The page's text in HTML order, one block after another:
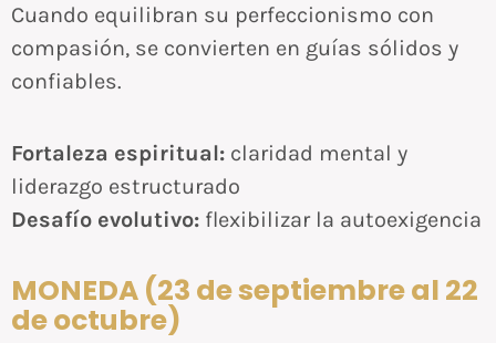
Cuando equilibran su perfeccionismo con
compasión, se convierten en guías sólidos y
confiables.
Fortaleza espiritual: claridad mental y
liderazgo estructurado
Desafío evolutivo: flexibilizar la autoexigencia
MONEDA (23 de septiembre al 22
de octubre)